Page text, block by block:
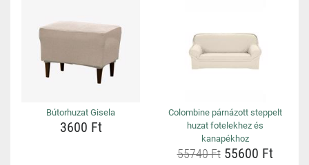
Bútorhuzat Gisela
3600 Ft
Colombine párnázott steppelt
huzat fotelekhez és
kanapékhoz
55740 Ft55600 Ft